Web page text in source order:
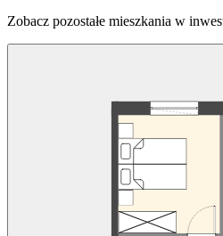
Zobacz pozostałe mieszkania w